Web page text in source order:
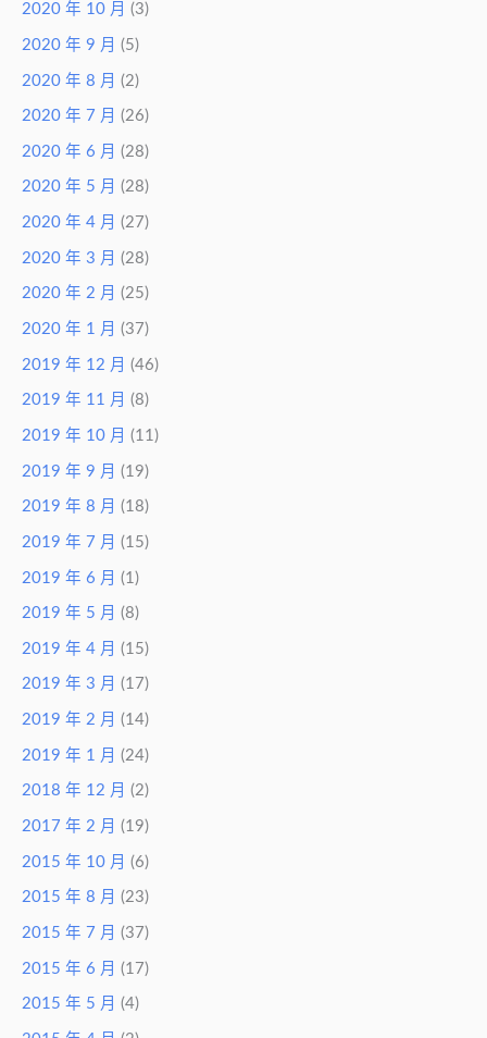
2020 年 10 月 (3)
2020 年 9 月 (5)
2020 年 8 月 (2)
2020 年 7 月 (26)
2020 年 6 月 (28)
2020 年 5 月 (28)
2020 年 4 月 (27)
2020 年 3 月 (28)
2020 年 2 月 (25)
2020 年 1 月 (37)
2019 年 12 月 (46)
2019 年 11 月 (8)
2019 年 10 月 (11)
2019 年 9 月 (19)
2019 年 8 月 (18)
2019 年 7 月 (15)
2019 年 6 月 (1)
2019 年 5 月 (8)
2019 年 4 月 (15)
2019 年 3 月 (17)
2019 年 2 月 (14)
2019 年 1 月 (24)
2018 年 12 月 (2)
2017 年 2 月 (19)
2015 年 10 月 (6)
2015 年 8 月 (23)
2015 年 7 月 (37)
2015 年 6 月 (17)
2015 年 5 月 (4)